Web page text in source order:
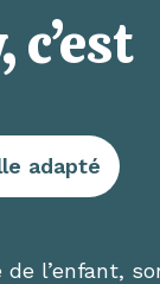
adapté
l’enfant,